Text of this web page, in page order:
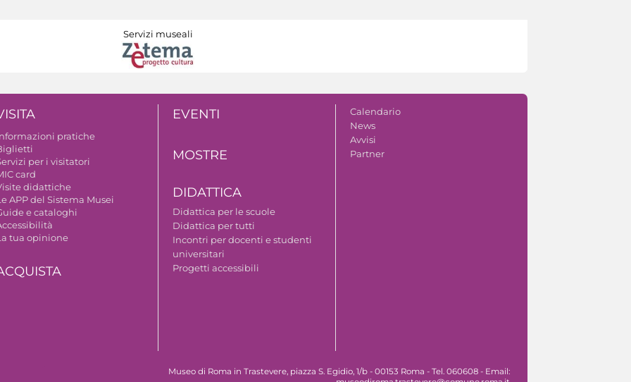
Servizi museali
pratiche
per i visitatori
card
didattiche
APP del Sistema Musei
e cataloghi
tua opinione
EVENTI
MOSTRE
DIDATTICA
Didattica per le scuole
Didattica per tutti
Incontri per docenti e studenti
universitari
Progetti accessibili
Calendario
News
Avvisi
Partner
Museo di Roma in Trastevere, piazza S. Egidio, 1/b - 00153 Roma - Tel. 060608 - Email: